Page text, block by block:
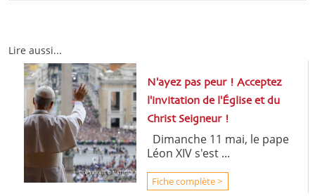
Lire aussi...
N'ayez pas peur ! Acceptez
l'invitation de l'Église et du
Christ Seigneur !
Dimanche 11 mai, le pape
Léon XIV s'est ...
Fiche complète >